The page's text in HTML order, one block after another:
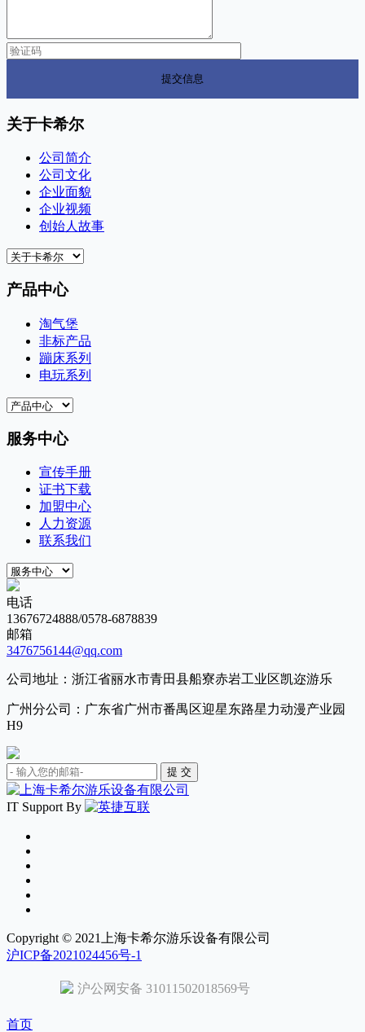
关于卡希尔
公司简介
公司文化
企业面貌
企业视频
创始人故事
产品中心
淘气堡
非标产品
蹦床系列
电玩系列
服务中心
宣传手册
证书下载
加盟中心
人力资源
联系我们
电话
13676724888/0578-6878839
邮箱
3476756144@qq.com
公司地址：浙江省丽水市青田县船寮赤岩工业区凯迩游乐
广州分公司：广东省广州市番禺区迎星东路星力动漫产业园
H9
IT Support By
Copyright © 2021上海卡希尔游乐设备有限公司
沪ICP备2021024456号-1
沪公网安备 31011502018569号
首页